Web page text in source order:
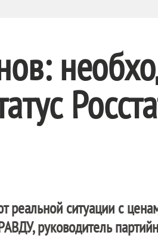
реальной ситуации с
, руководитель